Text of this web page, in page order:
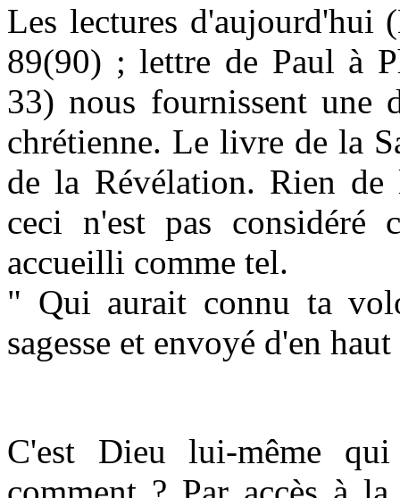
Les lectures d'aujourd'hui
89(90) ; lettre de Paul à
33) nous fournissent une
chrétienne. Le livre de la
de la Révélation. Rien
ceci n'est pas considéré
accueilli comme tel.
" Qui aurait connu ta
sagesse et envoyé d'en
C'est Dieu lui-même